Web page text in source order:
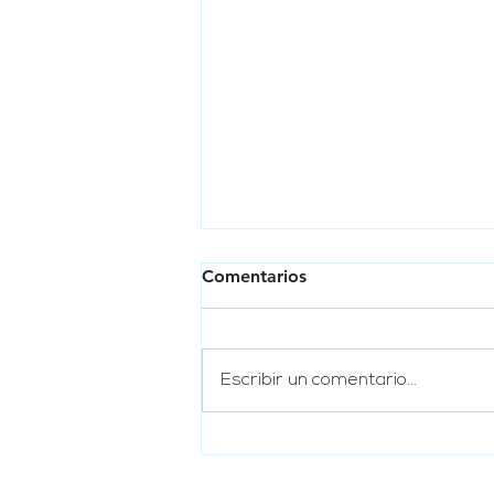
Comentarios
Escribir un comentario...